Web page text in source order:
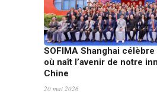
SOFIMA Shanghai
où naît l’avenir de notre
Chine
20 mai 2026